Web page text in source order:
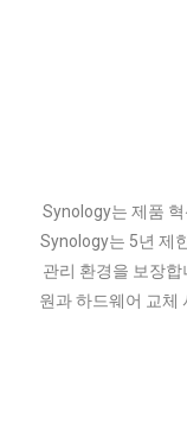
Synology는 제품
Synology는 5년 제
관리 환경을 보장
원과 하드웨어 교체